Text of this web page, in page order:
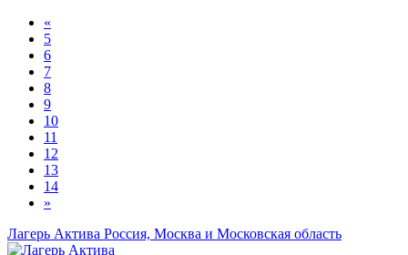
«
5
6
7
8
9
10
11
12
13
14
»
Лагерь Актива Россия, Москва и Московская область